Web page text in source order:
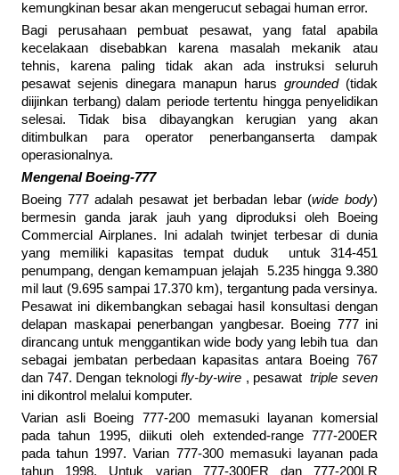
kemungkinan besar akan mengerucut sebagai human error.
Bagi perusahaan pembuat pesawat, yang fatal apabila
kecelakaan disebabkan karena masalah mekanik atau
tehnis, karena paling tidak akan ada instruksi seluruh
pesawat sejenis dinegara manapun harus grounded(tidak
diijinkan terbang) dalam periode tertentu hingga penyelidikan
selesai. Tidak bisa dibayangkan kerugian yang akan
ditimbulkan para operator penerbanganserta dampak
operasionalnya.
Mengenal Boeing-777
Boeing 777 adalah pesawat jet berbadan lebar (wide body)
bermesin ganda jarak jauh yang diproduksi oleh Boeing
Commercial Airplanes. Ini adalah twinjet terbesar di dunia
yang memiliki kapasitas tempat duduk untuk 314-451
penumpang, dengan kemampuan jelajah 5.235 hingga 9.380
mil laut (9.695 sampai 17.370 km), tergantung pada versinya.
Pesawat ini dikembangkan sebagai hasil konsultasi dengan
delapan maskapai penerbangan yangbesar. Boeing 777 ini
dirancang untuk menggantikan wide body yang lebih tua dan
sebagai jembatan perbedaan kapasitas antara Boeing 767
dan 747. Dengan teknologifly-by-wire , pesawattriple seven
ini dikontrol melalui komputer.
Varian asli Boeing 777-200 memasuki layanan komersial
pada tahun 1995, diikuti oleh extended-range 777-200ER
pada tahun 1997. Varian 777-300 memasuki layanan pada
tahun 1998. Untuk varian 777-300ER dan 777-200LR